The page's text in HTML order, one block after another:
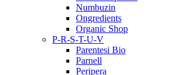
Numbuzin
Ongredients
Organic Shop
P-R-S-T-U-V
Parentesi Bio
Parnell
Peripera